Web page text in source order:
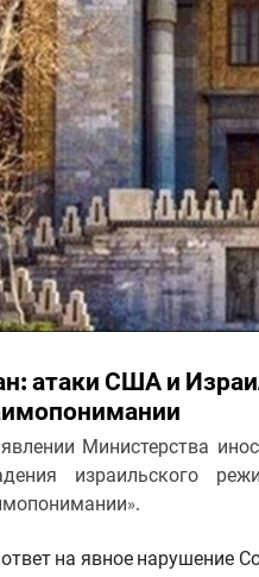
атаки США и
Министерства
израильского
на явное нарушение